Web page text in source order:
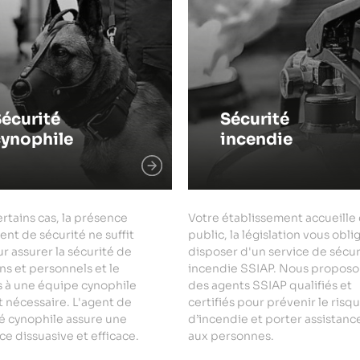
cas, la présence
de sécurité ne suffit
assurer la sécurité de
et personnels et le
à une équipe cynophile
nécessaire. L'agent de
cynophile assure une
dissuasive et efficace.
Sécurité
incendie
Votre établissement accueille
public, la législation vous
disposer d'un service de
incendie SSIAP. Nous
des agents SSIAP qualifiés et
certifiés pour prévenir le
d’incendie et porter
aux personnes.